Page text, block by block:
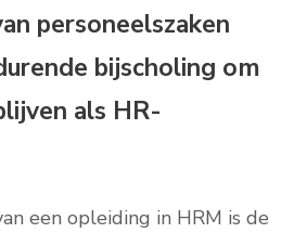
personeelszaken
bijscholing om
als HR-
een opleiding in HRM is de